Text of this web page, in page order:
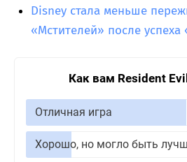
Disney стала меньше
«Мстителей» после успеха
Как вам Resident
Отличная игра
Хорошо, но могло быть